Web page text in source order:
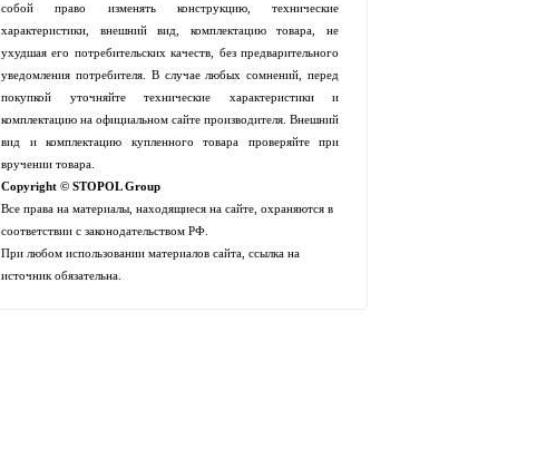
собой право изменять конструкцию, технические
характеристики, внешний вид, комплектацию товара, не
ухудшая его потребительских качеств, без предварительного
уведомления потребителя. В случае любых сомнений, перед
покупкой уточняйте технические характеристики и
комплектацию на официальном сайте производителя. Внешний
вид и комплектацию купленного товара проверяйте при
вручении товара.
Copyright © STOPOL Group
Все права на материалы, находящиеся на сайте, охраняются в
соответствии с законодательством РФ.
При любом использовании материалов сайта, ссылка на
источник обязательна.